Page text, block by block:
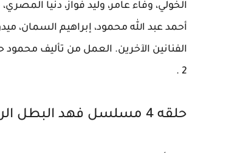
الخولي، وفاء عامر، وليد فواز، دنيا
أحمد عبد الله محمود، إبراهيم السمان،
الفنانين الآخرين. العمل من تأليف
2 .
حلقه 4 مسلسل فهد البطل الرابعة الحلقة 4 .